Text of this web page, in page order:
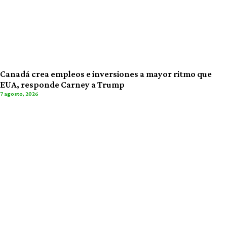
Canadá crea empleos e inversiones a mayor ritmo que
EUA, responde Carney a Trump
7 agosto, 2026